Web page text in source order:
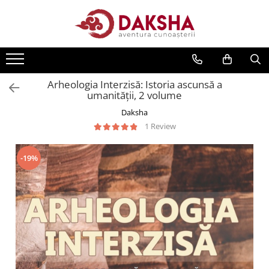
Editura Daksha
Seria Radu Cinamar
Dezvăluiri
Spiritualitate
Extratereștrii
OZN
Transformare spirituală
Psihologie
Arheologia Interzisă: Istoria ascunsă a
umanității, 2 volume
Daksha
1 Review
-19%